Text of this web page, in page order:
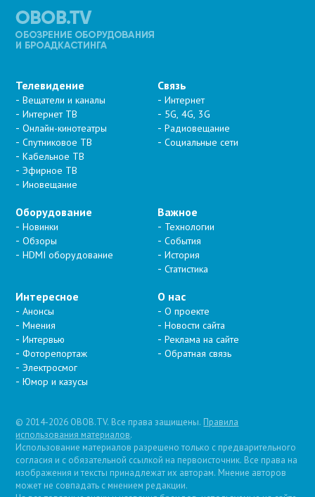
Телевидение
Вещатели и каналы
Интернет ТВ
Онлайн-кинотеатры
Спутниковое ТВ
Кабельное ТВ
Эфирное ТВ
Иновещание
Связь
Интернет
5G, 4G, 3G
Радиовещание
Социальные сети
Оборудование
Новинки
Обзоры
HDMI оборудование
Важное
Технологии
События
История
Статистика
Интересное
Анонсы
Мнения
Интервью
Фоторепортаж
Электросмог
Юмор и казусы
О нас
О проекте
Новости сайта
Реклама на сайте
Обратная связь
© 2014-2026 OBOB.TV. Все права защищены. Правила
использования материалов.
Использование материалов разрешено только с предварительного
согласия и с обязательной ссылкой на первоисточник. Все права на
изображения и тексты принадлежат их авторам. Мнение авторов
может не совпадать с мнением редакции.